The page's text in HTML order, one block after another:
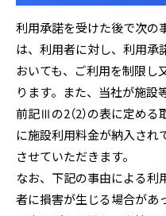
利用承諾を受けた後で次の
は、利用者に対し、利用承
おいても、ご利用を制限し
ります。また、当社が施設
前記Ⅲの2（2）の表に定め
に施設利用料金が納入され
させていただきます。
なお、下記の事由による利
者に損害が生じる場合があ